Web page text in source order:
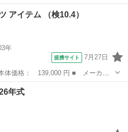
ド】 カスタム Lターボ 【年 式】
【カラー】ホワイト ...
N-BOX
アイテム （検10.4）
年
提携サイト 7月27日
ツ ■ グレード名： アイテム ■
■ ミッション： コラムAT...
年式